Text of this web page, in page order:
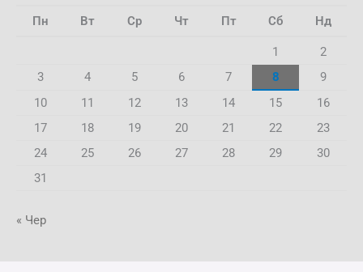
Пн Вт Ср Чт Пт Сб Нд
1
2
3
4 5 6 7 8
9
10
11 12 13 14 15
16
17
18 19 20 21 22
23
24
25 26 27 28 29
30
31
« Чер